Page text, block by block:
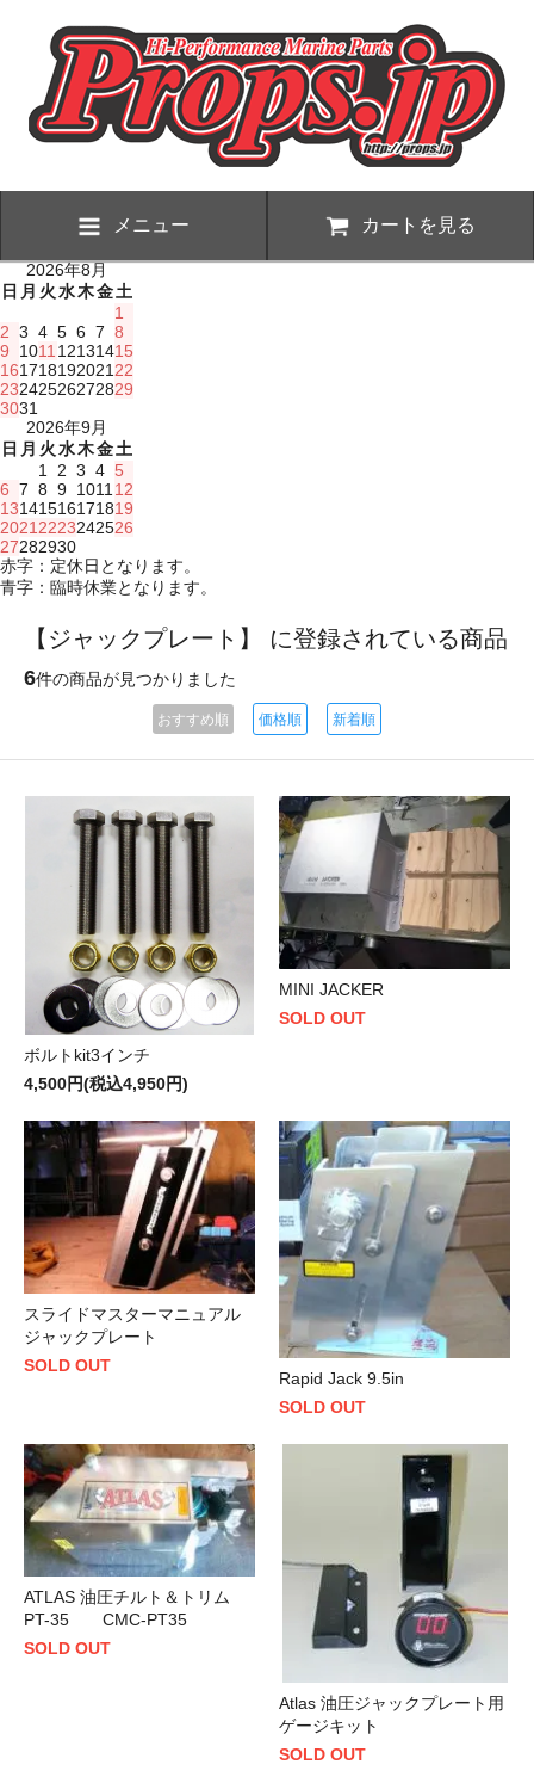
メニュー カートを見る
2026年8月
日 月 火水木金土
1
2 3 4 5 6 7 8
9
1011 12131415
161718192021 22
23242526272829
3031
2026年9月
日 月 火水木金土
1
2 3 4 5
6 7 8 9 1011 12
13141516171819
2021 2223242526
27282930
赤字：定休日となります。
青字：臨時休業となります。
【ジャックプレート】 に登録されている商品
6件の商品が見つかりました
おすすめ順 価格順 新着順
ボルトkit3インチ
4,500円(税込4,950円)
MINI JACKER
SOLD OUT
スライドマスターマニュアル
ジャックプレート
SOLD OUT
Rapid Jack 9.5in
SOLD OUT
ATLAS 油圧チルト＆トリム
PT-35 CMC-PT35
SOLD OUT
Atlas 油圧ジャックプレート用
ゲージキット
SOLD OUT